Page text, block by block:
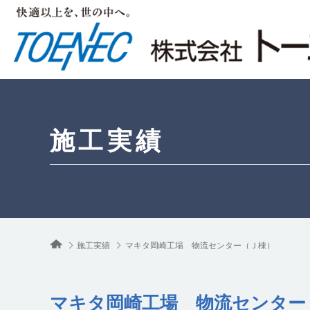
施工実績
施工実績 マキタ岡崎工場 物流センター（Ｊ棟）
マキタ岡崎工場 物流センター